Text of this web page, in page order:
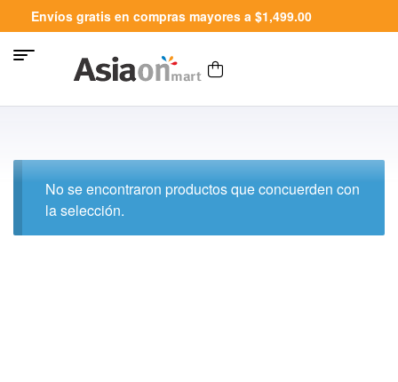
Envíos gratis en compras mayores a $1,499.00
No se encontraron productos que concuerden con
la selección.